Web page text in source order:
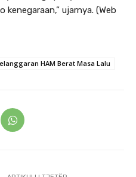
ujarnya. (Web
HAM Berat Masa Lalu